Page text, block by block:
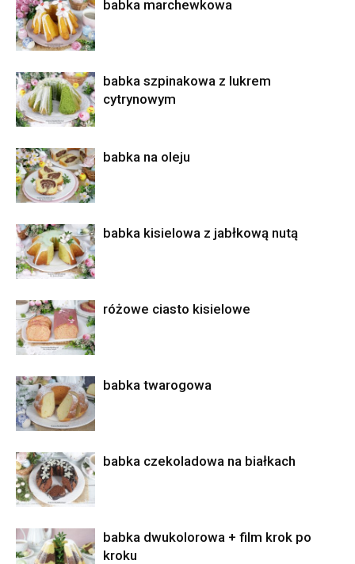
babka marchewkowa
babka szpinakowa z lukrem
cytrynowym
babka na oleju
babka kisielowa z jabłkową nutą
różowe ciasto kisielowe
babka twarogowa
babka czekoladowa na białkach
babka dwukolorowa + film krok po
kroku